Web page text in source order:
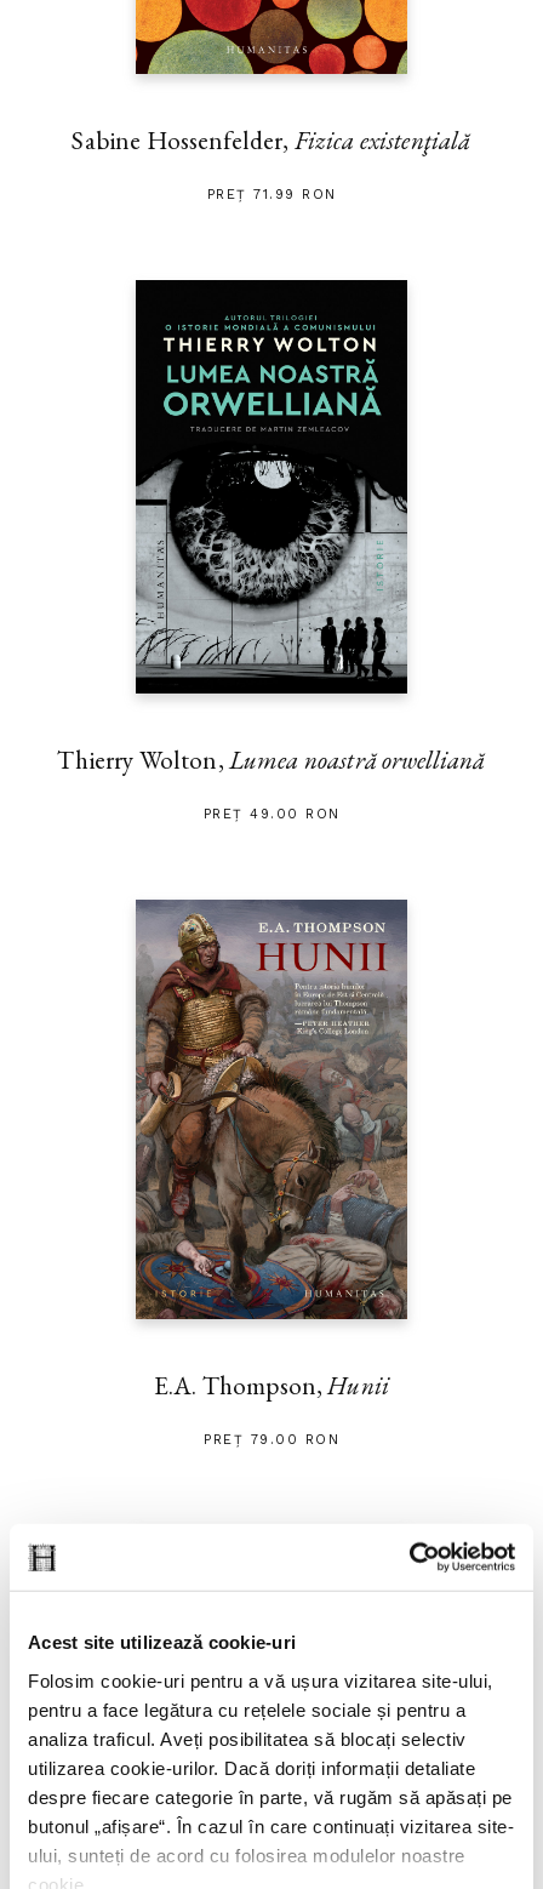
Acest site utilizează cookie-uri
Folosim cookie-uri pentru a vă ușura vizitarea site-ului,
pentru a face legătura cu rețelele sociale și pentru a
analiza traficul. Aveți posibilitatea să blocați selectiv
utilizarea cookie-urilor. Dacă doriți informații detaliate
despre fiecare categorie în parte, vă rugăm să apăsați pe
butonul „ afișare“. În cazul în care continuați vizitarea site-
ului, sunteți de acord cu folosirea modulelor noastre
cookie.
Sabine Hossenfelder, Fizica existenţială
PREȚ 71.99 RON
Thierry Wolton,Lumea noastră orwelliană
PREȚ 49.00 RON
E.A. Thompson,Hunii
PREȚ 79.00 RON